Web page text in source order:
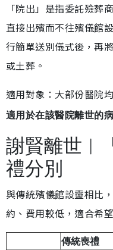
「院出」是指委託殮葬
直接出殯而不往殯儀館
行簡單送別儀式後，再
或土葬。
適用對象：大部份醫院
適用於在該醫院離世的病
謝賢離世︱
禮分別
與傳統殯儀館設靈相比
約、費用較低，適合希
傳統喪禮